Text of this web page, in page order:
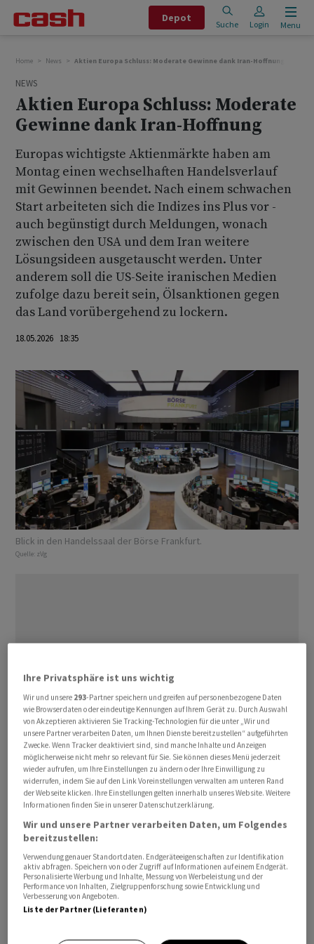
Depot
Suche Login Menu
Home News Aktien Europa Schluss: Moderate Gewinne dank Iran-Hoffnung
NEWS
Aktien Europa Schluss: Moderate
Gewinne dank Iran-Hoffnung
Europas wichtigste Aktienmärkte haben am
Montag einen wechselhaften Handelsverlauf
mit Gewinnen beendet. Nach einem schwachen
Start arbeiteten sich die Indizes ins Plus vor -
auch begünstigt durch Meldungen, wonach
zwischen den USA und dem Iran weitere
Lösungsideen ausgetauscht werden. Unter
anderem soll die US-Seite iranischen Medien
zufolge dazu bereit sein, Ölsanktionen gegen
das Land vorübergehend zu lockern.
18.05.2026 18:35
Blick in den Handelssaal der Börse Frankfurt.
Quelle: zVg
Die davon getriebenen Hoffnungen auf eine mögliche
Entspannung im Iran-Krieg kühlten aber schon bald
wieder etwas ab. Zum Börsenschluss behauptete der
EuroStoxx 50 ein Plus von 0,36 Prozent auf 5.849,00
Punkte. Ausserhalb der Eurozone rettete der
schweizerische SMI einen Gewinn von 0,16 Prozent auf
13.240,70 Punkte ins Ziel. Der britische FTSE 100 schnitt
Ihre Privatsphäre ist uns wichtig
Wir und unsere 293-Partner speichern und greifen auf personenbezogene Daten
wie Browserdaten oder eindeutige Kennungen auf Ihrem Gerät zu. Durch Auswahl
von Akzeptieren aktivieren Sie Tracking-Technologien für die unter „Wir und
unsere Partner verarbeiten Daten, um Ihnen Dienste bereitzustellen“ aufgeführten
Zwecke. Wenn Tracker deaktiviert sind, sind manche Inhalte und Anzeigen
möglicherweise nicht mehr so relevant für Sie. Sie können dieses Menü jederzeit
wieder aufrufen, um Ihre Einstellungen zu ändern oder Ihre Einwilligung zu
widerrufen, indem Sie auf den Link Voreinstellungen verwalten am unteren Rand
der Webseite klicken. Ihre Einstellungen gelten innerhalb unseres Website. Weitere
Informationen finden Sie in unserer Datenschutzerklärung.
Wir und unsere Partner verarbeiten Daten, um Folgendes
bereitzustellen:
Verwendung genauer Standortdaten. Endgeräteeigenschaften zur Identifikation
aktiv abfragen. Speichern von oder Zugriff auf Informationen auf einem Endgerät.
Personalisierte Werbung und Inhalte, Messung von Werbeleistung und der
Performance von Inhalten, Zielgruppenforschung sowie Entwicklung und
Verbesserung von Angeboten.
Liste der Partner (Lieferanten)